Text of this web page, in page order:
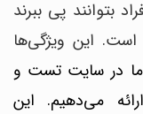
بتوانند پی ببرند
این ویژگی‌ها
در سایت تست و
می‌دهیم. این